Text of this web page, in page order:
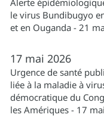
le virus Bundibugyo
et en Ouganda - 21
17 mai 2026
Urgence de santé
liée à la maladie à
démocratique du
les Amériques - 17